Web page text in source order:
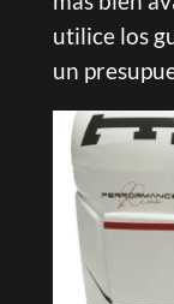
utilice los
un